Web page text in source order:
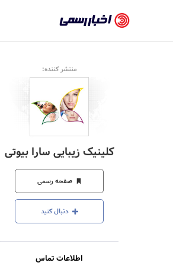
رسمی
-
اخبار
تایید
شده
شرکت‌ها،
سازمان‌ها
و
روابط
عمومی‌ها
منتشر کننده:
کلینیک زیبایی سارا بیوتی
صفحه رسمی
دنبال کنید
اطلاعات تماس